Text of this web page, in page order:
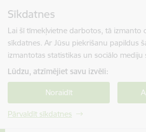
Sīkdatnes
Lai šī tīmekļvietne darbotos, tā izmanto
sīkdatnes. Ar Jūsu piekrišanu papildus
izmantotas statistikas un sociālo mediju
Lūdzu, atzīmējiet savu izvēli:
Noraidīt
Pārvaldīt sīkdatnes